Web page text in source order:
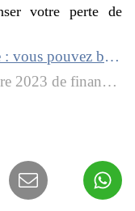
votre perte de
Interruption médicale de grossesse : vous pouvez bénéficier d'un arrêt maladie sans jour de carence
LOI n° 2023-1250 du 26 décembre 2023 de financement de la sécurité sociale pour 2024 (1)